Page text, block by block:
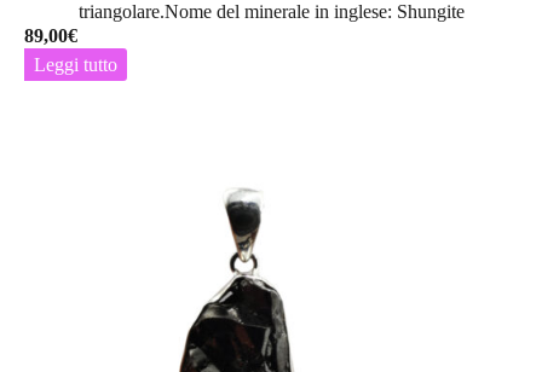
triangolare.Nome del minerale in inglese: Shungite
89,00€
Leggi tutto